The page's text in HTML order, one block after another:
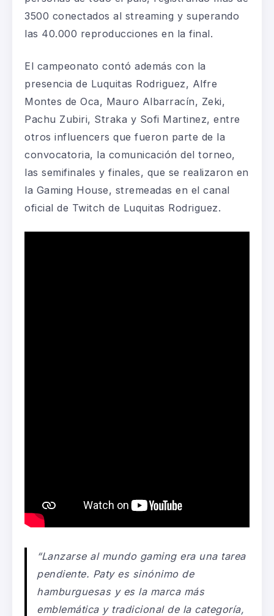
3500 conectados al streaming y superando
las 40.000 reproducciones en la final.
El campeonato contó además con la
presencia de Luquitas Rodriguez, Alfre
Montes de Oca, Mauro Albarracín, Zeki,
Pachu Zubiri, Straka y Sofi Martinez, entre
otros influencers que fueron parte de la
convocatoria, la comunicación del torneo,
las semifinales y finales, que se realizaron en
la Gaming House, stremeadas en el canal
oficial de Twitch de Luquitas Rodriguez.
“Lanzarse al mundo gamingera una tarea
pendiente. Paty es sinónimo de
hamburguesas y es la marca más
emblemática y tradicional de la categoría,